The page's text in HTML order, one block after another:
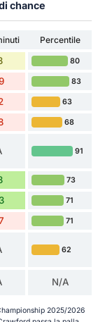
chance
Percentile
80
83
63
68
91
73
71
71
62
N/A
2025/2026